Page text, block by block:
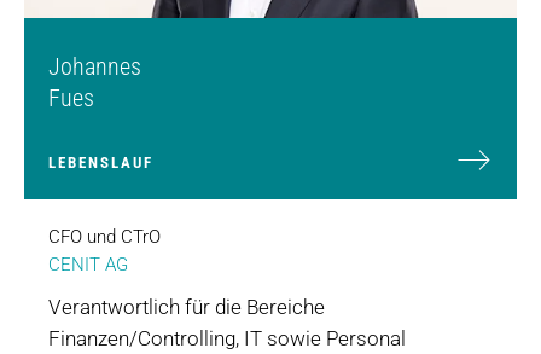
Johannes
Fues
LEBENSLAUF
CFO und CTrO
CENIT AG
Verantwortlich für die Bereiche
Finanzen/Controlling, IT sowie Personal